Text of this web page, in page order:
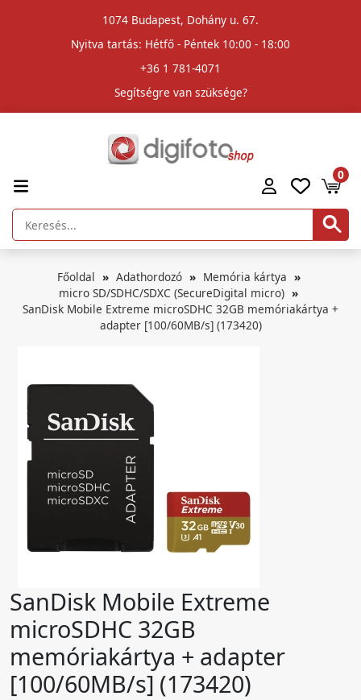
1074 Budapest, Dohány u. 67.
Nyitva tartás: Hétfő - Péntek 10:00 - 18:00
+36 1 781-4071
Segítségre van szüksége?
0
Főoldal Adathordozó
Memória kártya
micro SD/SDHC/SDXC (SecureDigital micro)
SanDisk Mobile Extreme microSDHC 32GB memóriakártya +
adapter [100/60MB/s] (173420)
SanDisk Mobile Extreme
microSDHC 32GB
memóriakártya + adapter
[100/60MB/s] (173420)